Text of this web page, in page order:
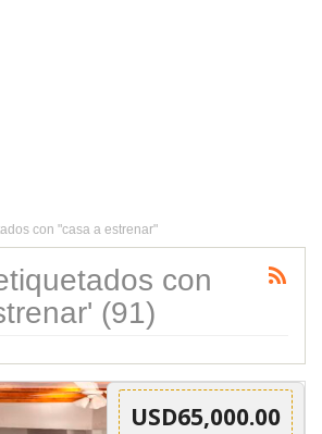
con "casa a estrenar"
con
(91)
USD65,000.00